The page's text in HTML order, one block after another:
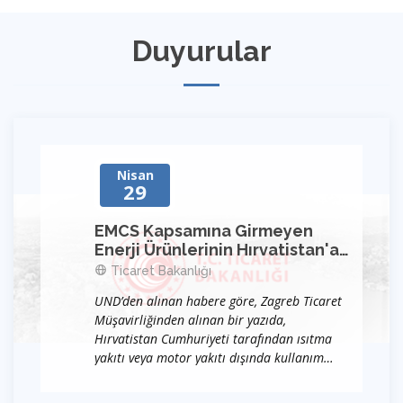
Duyurular
Nisan
29
EMCS Kapsamına Girmeyen
Enerji Ürünlerinin Hırvatistan'a
Girişinde Bildirimde
Bulunulması Zorunluluğu
Ticaret Bakanlığı
UND’den alınan habere göre, Zagreb Ticaret
Müşavirliğinden alınan bir yazıda,
Hırvatistan Cumhuriyeti tarafından ısıtma
yakıtı veya motor yakıtı dışında kullanım